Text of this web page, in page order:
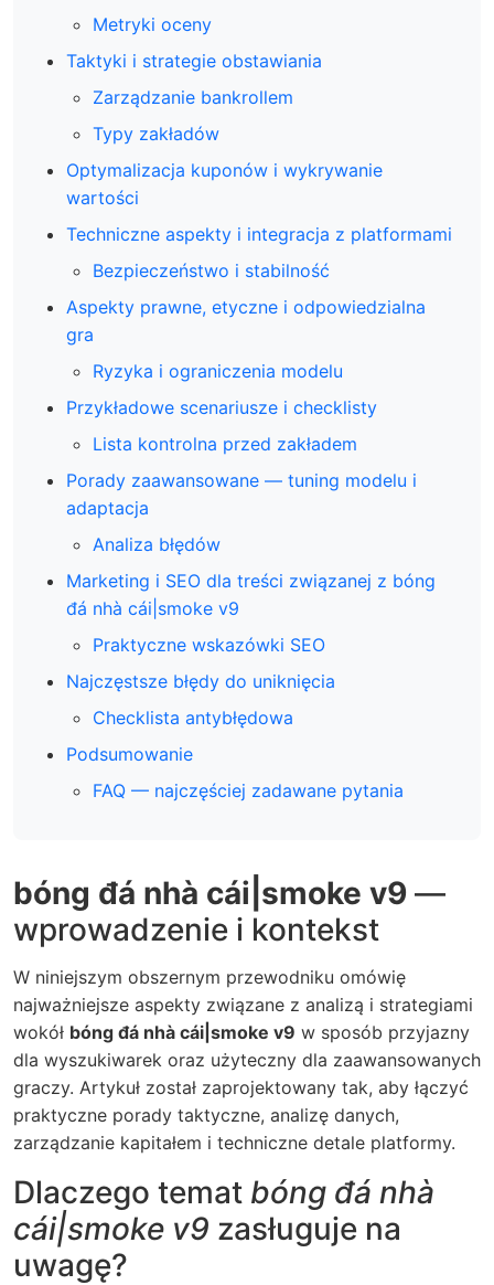
Metryki oceny
Taktyki i strategie obstawiania
Zarządzanie bankrollem
Typy zakładów
Optymalizacja kuponów i wykrywanie
wartości
Techniczne aspekty i integracja z platformami
Bezpieczeństwo i stabilność
Aspekty prawne, etyczne i odpowiedzialna
gra
Ryzyka i ograniczenia modelu
Przykładowe scenariusze i checklisty
Lista kontrolna przed zakładem
Porady zaawansowane — tuning modelu i
adaptacja
Analiza błędów
Marketing i SEO dla treści związanej z bóng
đá nhà cái|smoke v9
Praktyczne wskazówki SEO
Najczęstsze błędy do uniknięcia
Checklista antybłędowa
Podsumowanie
FAQ — najczęściej zadawane pytania
bóng đá nhà cái|smoke v9 —
wprowadzenie i kontekst
W niniejszym obszernym przewodniku omówię
najważniejsze aspekty związane z analizą i strategiami
wokół bóng đá nhà cái|smoke v9 w sposób przyjazny
dla wyszukiwarek oraz użyteczny dla zaawansowanych
graczy. Artykuł został zaprojektowany tak, aby łączyć
praktyczne porady taktyczne, analizę danych,
zarządzanie kapitałem i techniczne detale platformy.
Dlaczego temat bóng đá nhà
cái|smoke v9 zasługuje na
uwagę?